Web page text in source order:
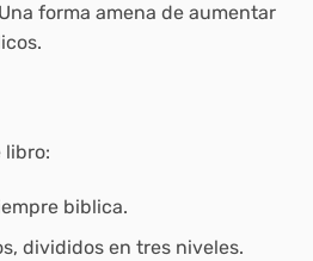
forma amena de aumentar
libro:
biblica.
divididos en tres niveles.